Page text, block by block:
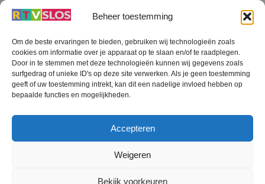
Beheer toestemming
Om de beste ervaringen te bieden, gebruiken wij technologieën zoals
cookies om informatie over je apparaat op te slaan en/of te raadplegen.
Door in te stemmen met deze technologieën kunnen wij gegevens zoals
surfgedrag of unieke ID's op deze site verwerken. Als je geen toestemming
geeft of uw toestemming intrekt, kan dit een nadelige invloed hebben op
bepaalde functies en mogelijkheden.
Accepteren
Weigeren
Bekijk voorkeuren
Terug
naar
boven
RTV SLOS
RTV SLOS ANBI